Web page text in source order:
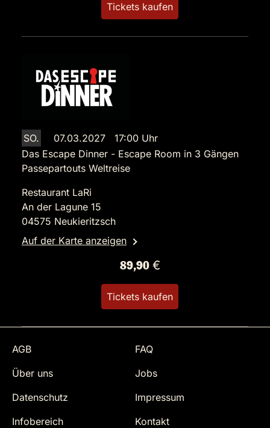
Tickets kaufen
SO.
07.03.2027 17:00 Uhr
Das Escape Dinner - Escape Room in 3 Gängen
Passepartouts Weltreise
Restaurant LaRi
An der Lagune 15
04575 Neukieritzsch
Auf der Karte anzeigen
89,90 €
Tickets kaufen
AGB
FAQ
Über uns
Jobs
Datenschutz
Impressum
Infobereich
Kontakt